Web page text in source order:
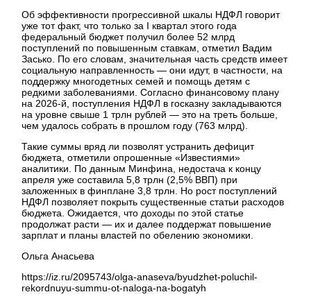
Об эффективности прогрессивной шкалы НДФЛ говорит
уже тот факт, что только за I квартал этого года
федеральный бюджет получил более 52 млрд
поступлений по повышенным ставкам, отметил Вадим
Засько. По его словам, значительная часть средств имеет
социальную направленность — они идут, в частности, на
поддержку многодетных семей и помощь детям с
редкими заболеваниями. Согласно финансовому плану
на 2026-й, поступления НДФЛ в госказну закладываются
на уровне свыше 1 трлн рублей — это на треть больше,
чем удалось собрать в прошлом году (763 млрд).
Такие суммы вряд ли позволят устранить дефицит
бюджета, отметили опрошенные «Известиями»
аналитики. По данным Минфина, недостача к концу
апреля уже составила 5,8 трлн (2,5% ВВП) при
заложенных в финплане 3,8 трлн. Но рост поступлений
НДФЛ позволяет покрыть существенные статьи расходов
бюджета. Ожидается, что доходы по этой статье
продолжат расти — их и далее поддержат повышение
зарплат и планы властей по обелению экономики.
Ольга Анасьева
https://iz.ru/2095743/olga-anaseva/byudzhet-poluchil-
rekordnuyu-summu-ot-naloga-na-bogatyh